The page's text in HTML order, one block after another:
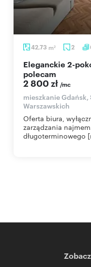
42,73 m2 2
Eleganckie 2-pokojowe mieszkanie z loggią
polecam
2 800 zł /mc
mieszkanie
Warszawskich
Oferta biura,
zarządzania
długoterminowego